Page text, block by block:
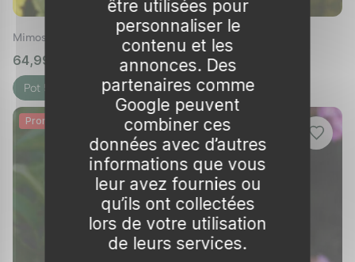
Mimosa d'hiver 'Gaulois astier'
64,99 € 🌱 en stock
Pot 5L
Promo
être utilisées pour
personnaliser le
contenu et les
annonces. Des
partenaires comme
Google peuvent
combiner ces
données avec d’autres
informations que vous
leur avez fournies ou
qu’ils ont collectées
lors de votre utilisation
de leurs services.